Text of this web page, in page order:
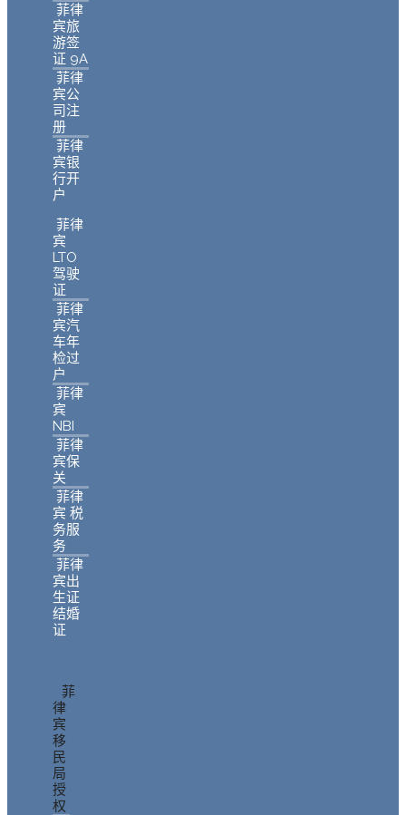
菲律
宾旅
游签
证 9A
菲律
宾公
司注
册
菲律
宾银
行开
户
菲律
宾
LTO
驾驶
证
菲律
宾汽
车年
检过
户
菲律
宾
NBI
菲律
宾保
关
菲律
宾 税
务服
务
菲律
宾出
生证
结婚
证
菲
律
宾
移
民
局
授
权